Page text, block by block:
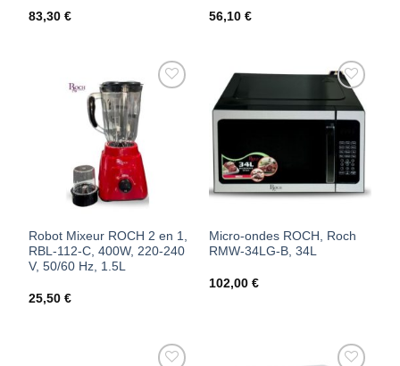
83,30€ 56,10 €
AJOUTER
À MES
FAVORIS
Robot Mixeur ROCH 2 en 1,
RBL-112-C, 400W, 220-240
V, 50/60 Hz, 1.5L
25,50€
AJOUTER
À MES
Micro-ondes ROCH, Roch
RMW-34LG-B, 34L
102,00 €